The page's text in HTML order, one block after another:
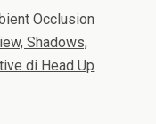
Occlusion
Shadows,
di Head Up